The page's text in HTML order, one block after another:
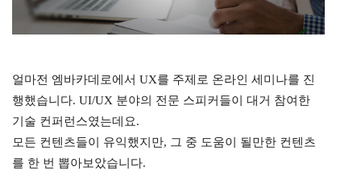
얼마전 엠바카데로에서 UX를 주제로 온라인 세미나를 진
행했습니다. UI/UX 분야의 전문 스피커들이 대거 참여한
기술 컨퍼런스였는데요.
모든 컨텐츠들이 유익했지만, 그 중 도움이 될만한 컨텐츠
를 한 번 뽑아보았습니다.